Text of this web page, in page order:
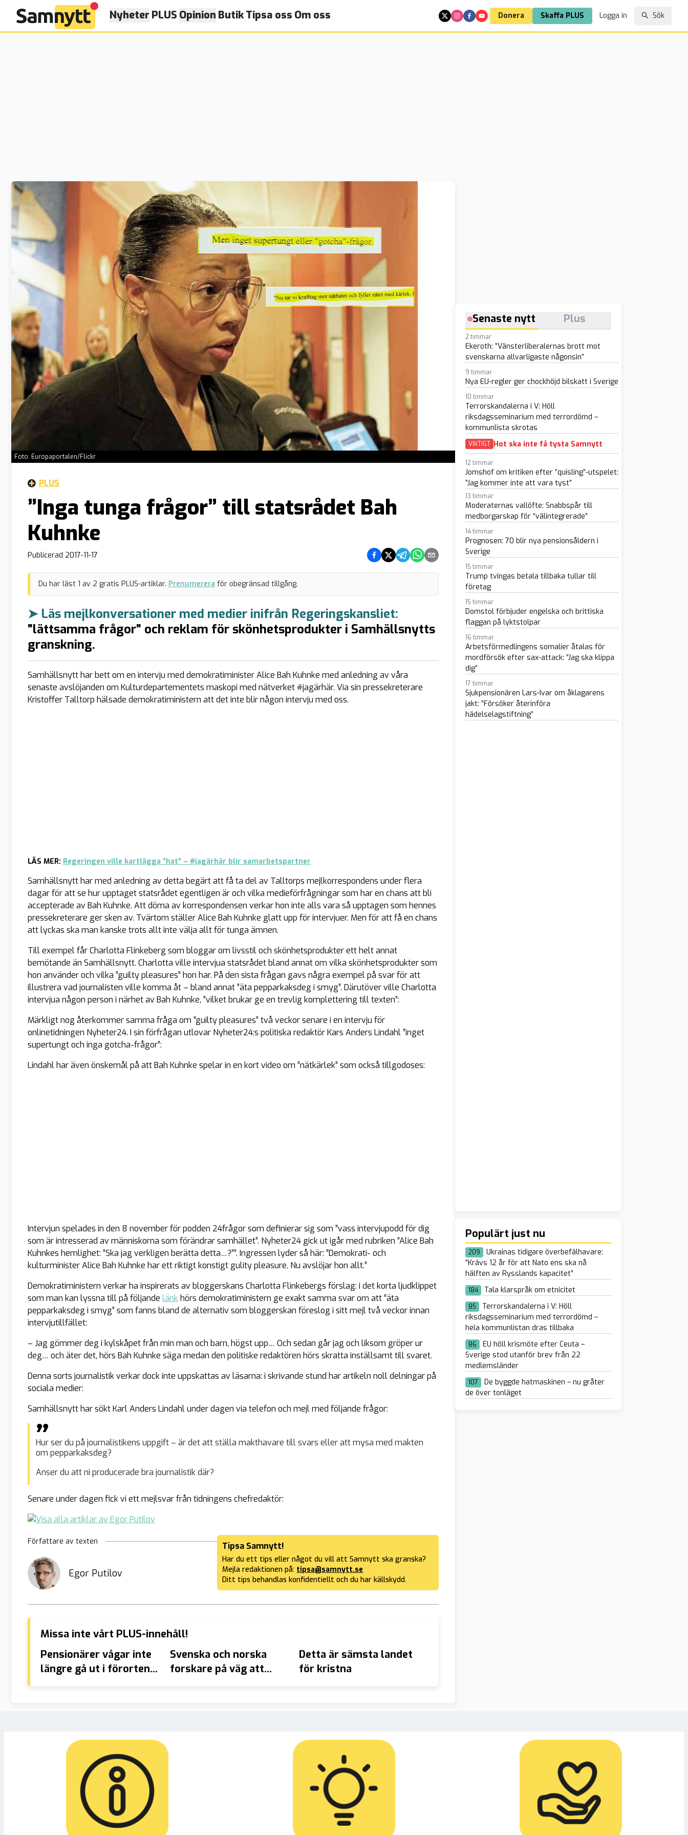
Nyheter PLUS Opinion ButikTipsa oss Om oss Donera Skaffa PLUS Logga in Sök
Foto: Europaportalen/Flickr
PLUS
”Inga tunga frågor” till statsrådet Bah
Kuhnke
Publicerad 2017-11-17 Dela på Facebook
Dela på Twitter
Dela på Telegram
Dela på Whatsapp
Dela via e-post
Du har läst 1 av 2 gratis PLUS-artiklar. Prenumerera för obegränsad tillgång.
➤ Läs mejlkonversationer med medier inifrån Regeringskansliet:
”lättsamma frågor” och reklam för skönhetsprodukter i Samhällsnytts
granskning.
Samhällsnytt har bett om en intervju med demokratiminister Alice Bah Kuhnke med anledning av våra
senaste avslöjanden om Kulturdepartementets maskopi med nätverket #jagärhär. Via sin pressekreterare
Kristoffer Talltorp hälsade demokratiministern att det inte blir någon intervju med oss.
LÄS MER: Regeringen ville kartlägga ”hat” – #jagärhär blir samarbetspartner
Samhällsnytt har med anledning av detta begärt att få ta del av Talltorps mejlkorrespondens under flera
dagar för att se hur upptaget statsrådet egentligen är och vilka medieförfrågningar som har en chans att bli
accepterade av Bah Kuhnke. Att döma av korrespondensen verkar hon inte alls vara så upptagen som hennes
pressekreterare ger sken av. Tvärtom ställer Alice Bah Kuhnke glatt upp för intervjuer. Men för att få en chans
att lyckas ska man kanske trots allt inte välja allt för tunga ämnen.
Till exempel får Charlotta Flinkeberg som bloggar om livsstil och skönhetsprodukter ett helt annat
bemötande än Samhällsnytt. Charlotta ville intervjua statsrådet bland annat om vilka skönhetsprodukter som
hon använder och vilka ”guilty pleasures” hon har. På den sista frågan gavs några exempel på svar för att
illustrera vad journalisten ville komma åt – bland annat ”äta pepparkaksdeg i smyg”. Därutöver ville Charlotta
intervjua någon person i närhet av Bah Kuhnke, ”vilket brukar ge en trevlig komplettering till texten”:
Märkligt nog återkommer samma fråga om ”guilty pleasures” två veckor senare i en intervju för
onlinetidningen Nyheter24. I sin förfrågan utlovar Nyheter24:s politiska redaktör Kars Anders Lindahl ”inget
supertungt och inga gotcha-frågor”:
Lindahl har även önskemål på att Bah Kuhnke spelar in en kort video om ”nätkärlek” som också tillgodoses:
Intervjun spelades in den 8 november för podden 24frågor som definierar sig som ”vass intervjupodd för dig
som är intresserad av människorna som förändrar samhället”. Nyheter24 gick ut igår med rubriken ”Alice Bah
Kuhnkes hemlighet: ”Ska jag verkligen berätta detta…?””. Ingressen lyder så här: ”Demokrati- och
kulturminister Alice Bah Kuhnke har ett riktigt konstigt gulity pleasure. Nu avslöjar hon allt.”
Demokratiministern verkar ha inspirerats av bloggerskans Charlotta Flinkebergs förslag: i det korta ljudklippet
som man kan lyssna till på följande länk hörs demokratiministern ge exakt samma svar om att ”äta
pepparkaksdeg i smyg” som fanns bland de alternativ som bloggerskan föreslog i sitt mejl två veckor innan
intervjutillfället:
– Jag gömmer deg i kylskåpet från min man och barn, högst upp… Och sedan går jag och liksom gröper ur
deg… och äter det, hörs Bah Kuhnke säga medan den politiske redaktören hörs skratta inställsamt till svaret.
Denna sorts journalistik verkar dock inte uppskattas av läsarna: i skrivande stund har artikeln noll delningar på
sociala medier:
Samhällsnytt har sökt Karl Anders Lindahl under dagen via telefon och mejl med följande frågor:
Hur ser du på journalistikens uppgift – är det att ställa makthavare till svars eller att mysa med makten
om pepparkaksdeg?
Anser du att ni producerade bra journalistik där?
Senare under dagen fick vi ett mejlsvar från tidningens chefredaktör:
Författare av texten
Egor Putilov
Tipsa Samnytt!
Har du ett tips eller något du vill att Samnytt ska granska?
Mejla redaktionen på: tipsa@samnytt.se
Ditt tips behandlas konfidentiellt och du har källskydd.
Missa inte vårt PLUS-innehåll!
Pensionärer vågar inte
längre gå ut i förorten
Svenska och norska
forskare på väg att
Detta är sämsta landet
för kristna
Senaste nytt Plus
2 timmar
Ekeroth: ”Vänsterliberalernas brott mot
svenskarna allvarligaste någonsin”
9 timmar
Nya EU-regler ger chockhöjd bilskatt i Sverige
10 timmar
Terrorskandalerna i V: Höll
riksdagsseminarium med terrordömd –
kommunlista skrotas
VIKTIGT Hot ska inte få tysta Samnytt
12 timmar
Jomshof om kritiken efter ”quisling”-utspelet:
”Jag kommer inte att vara tyst”
13 timmar
Moderaternas vallöfte: Snabbspår till
medborgarskap för “välintegrerade”
14 timmar
Prognosen: 70 blir nya pensionsåldern i
Sverige
15 timmar
Trump tvingas betala tillbaka tullar till
företag
15 timmar
Domstol förbjuder engelska och brittiska
flaggan på lyktstolpar
16 timmar
Arbetsförmedlingens somalier åtalas för
mordförsök efter sax-attack: ”Jag ska klippa
dig”
17 timmar
Sjukpensionären Lars-Ivar om åklagarens
jakt: ”Försöker återinföra
hädelselagstiftning”
Populärt just nu
209
Ukrainas tidigare överbefälhavare:
“Krävs 12 år för att Nato ens ska nå
hälften av Rysslands kapacitet”
184 Tala klarspråk om etnicitet
85
Terrorskandalerna i V: Höll
riksdagsseminarium med terrordömd –
hela kommunlistan dras tillbaka
86
EU höll krismöte efter Ceuta –
Sverige stod utanför brev från 22
medlemsländer
107
De byggde hatmaskinen – nu gråter
de över tonläget